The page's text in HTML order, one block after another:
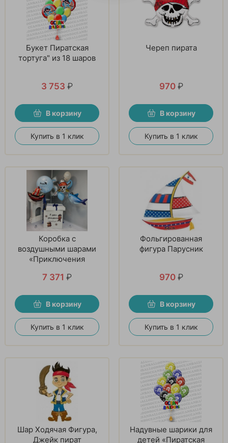
Букет Пиратская
тортуга" из 18 шаров
3 753 ₽
В корзину
Купить в 1 клик
Череп пирата
970 ₽
В корзину
Купить в 1 клик
Коробка с
воздушными шарами
«Приключения
7 371 ₽
В корзину
Купить в 1 клик
Фольгированная
фигура Парусник
970 ₽
В корзину
Купить в 1 клик
Шар Ходячая Фигура,
Джейк пират
Надувные шарики для
детей «Пиратская